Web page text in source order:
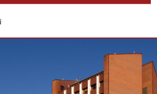
otwiera się w nowym oknie